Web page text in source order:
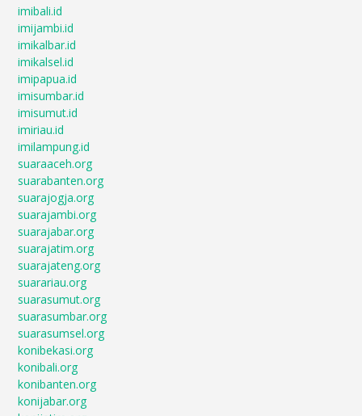
imibali.id
imijambi.id
imikalbar.id
imikalsel.id
imipapua.id
imisumbar.id
imisumut.id
imiriau.id
imilampung.id
suaraaceh.org
suarabanten.org
suarajogja.org
suarajambi.org
suarajabar.org
suarajatim.org
suarajateng.org
suarariau.org
suarasumut.org
suarasumbar.org
suarasumsel.org
konibekasi.org
konibali.org
konibanten.org
konijabar.org